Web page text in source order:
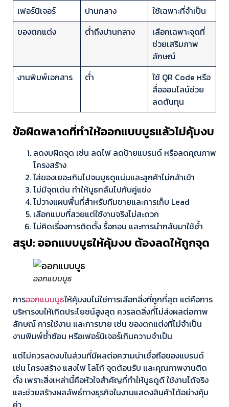
เฟอร์นิเจอร์
ปานกลาง
ใช้เฉพาะที่จำเป็น
ของตกแต่ง
ต่ำถึงปานกลาง
เลือกเฉพาะจุดที่
ช่วยเสริมภาพ
ลักษณ์
งานพิมพ์เอกสาร
ต่ำ
ใช้ QR Code หรือ
สื่อออนไลน์ช่วย
ลดต้นทุน
ข้อผิดพลาดที่ทำให้ออกแบบบูธแล้วไม่คุ้มงบ
ลดงบผิดจุด เช่น ลดไฟ ลดป้ายแบรนด์ หรือลดคุณภาพ
โครงสร้าง
ใส่ของเยอะเกินไปจนบูธดูแน่นและลูกค้าไม่กล้าเข้า
ไม่มีจุดเด่น ทำให้บูธกลืนไปกับคู่แข่ง
ไม่วางแผนพื้นที่สำหรับทีมขายและการเก็บ Lead
เลือกแบบที่สวยแต่ใช้งานจริงไม่สะดวก
ไม่คิดเรื่องการติดตั้ง รื้อถอน และการนำกลับมาใช้ซ้ำ
สรุป: ออกแบบบูธให้คุ้มงบ ต้องลดให้ถูกจุด
ออกแบบบูธ
การออกแบบบูธให้คุ้มงบไม่ใช่การเลือกสิ่งที่ถูกที่สุด แต่คือการ
บริหารงบให้เกิดประโยชน์สูงสุด ควรลดสิ่งที่ไม่ส่งผลต่อภาพ
ลักษณ์ การใช้งาน และการขาย เช่น ของตกแต่งที่ไม่จำเป็น
งานพิมพ์ซ้ำซ้อน หรือเฟอร์นิเจอร์เกินความจำเป็น
แต่ไม่ควรลดงบในส่วนที่มีผลต่อความน่าเชื่อถือของแบรนด์
เช่น โครงสร้าง แสงไฟ โลโก้ จุดต้อนรับ และคุณภาพงานติด
ตั้ง เพราะสิ่งเหล่านี้คือหัวใจสำคัญที่ทำให้บูธดูดี ใช้งานได้จริง
และช่วยสร้างผลลัพธ์ทางธุรกิจในงานแสดงสินค้าได้อย่างคุ้ม
ค่า